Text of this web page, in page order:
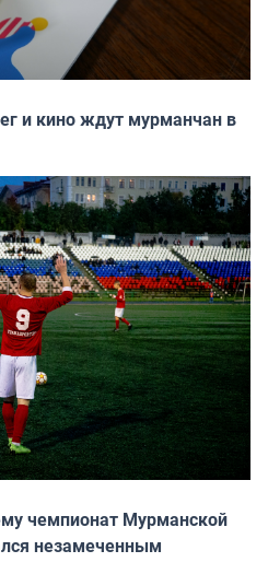
и кино ждут мурманчан в
чемпионат Мурманской
незамеченным